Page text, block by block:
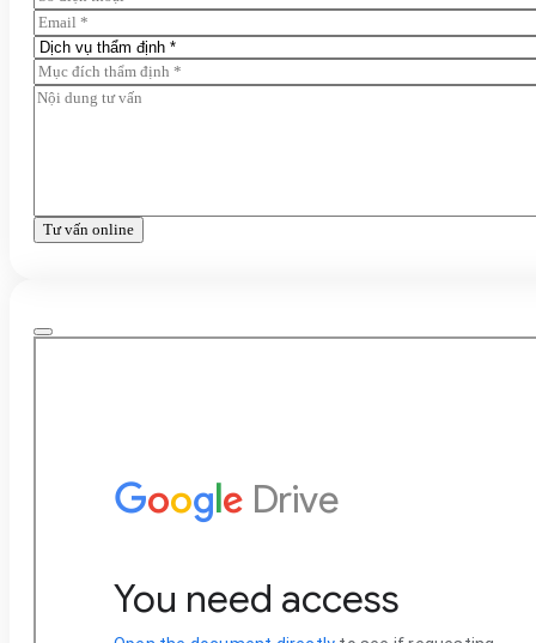
Tư vấn online